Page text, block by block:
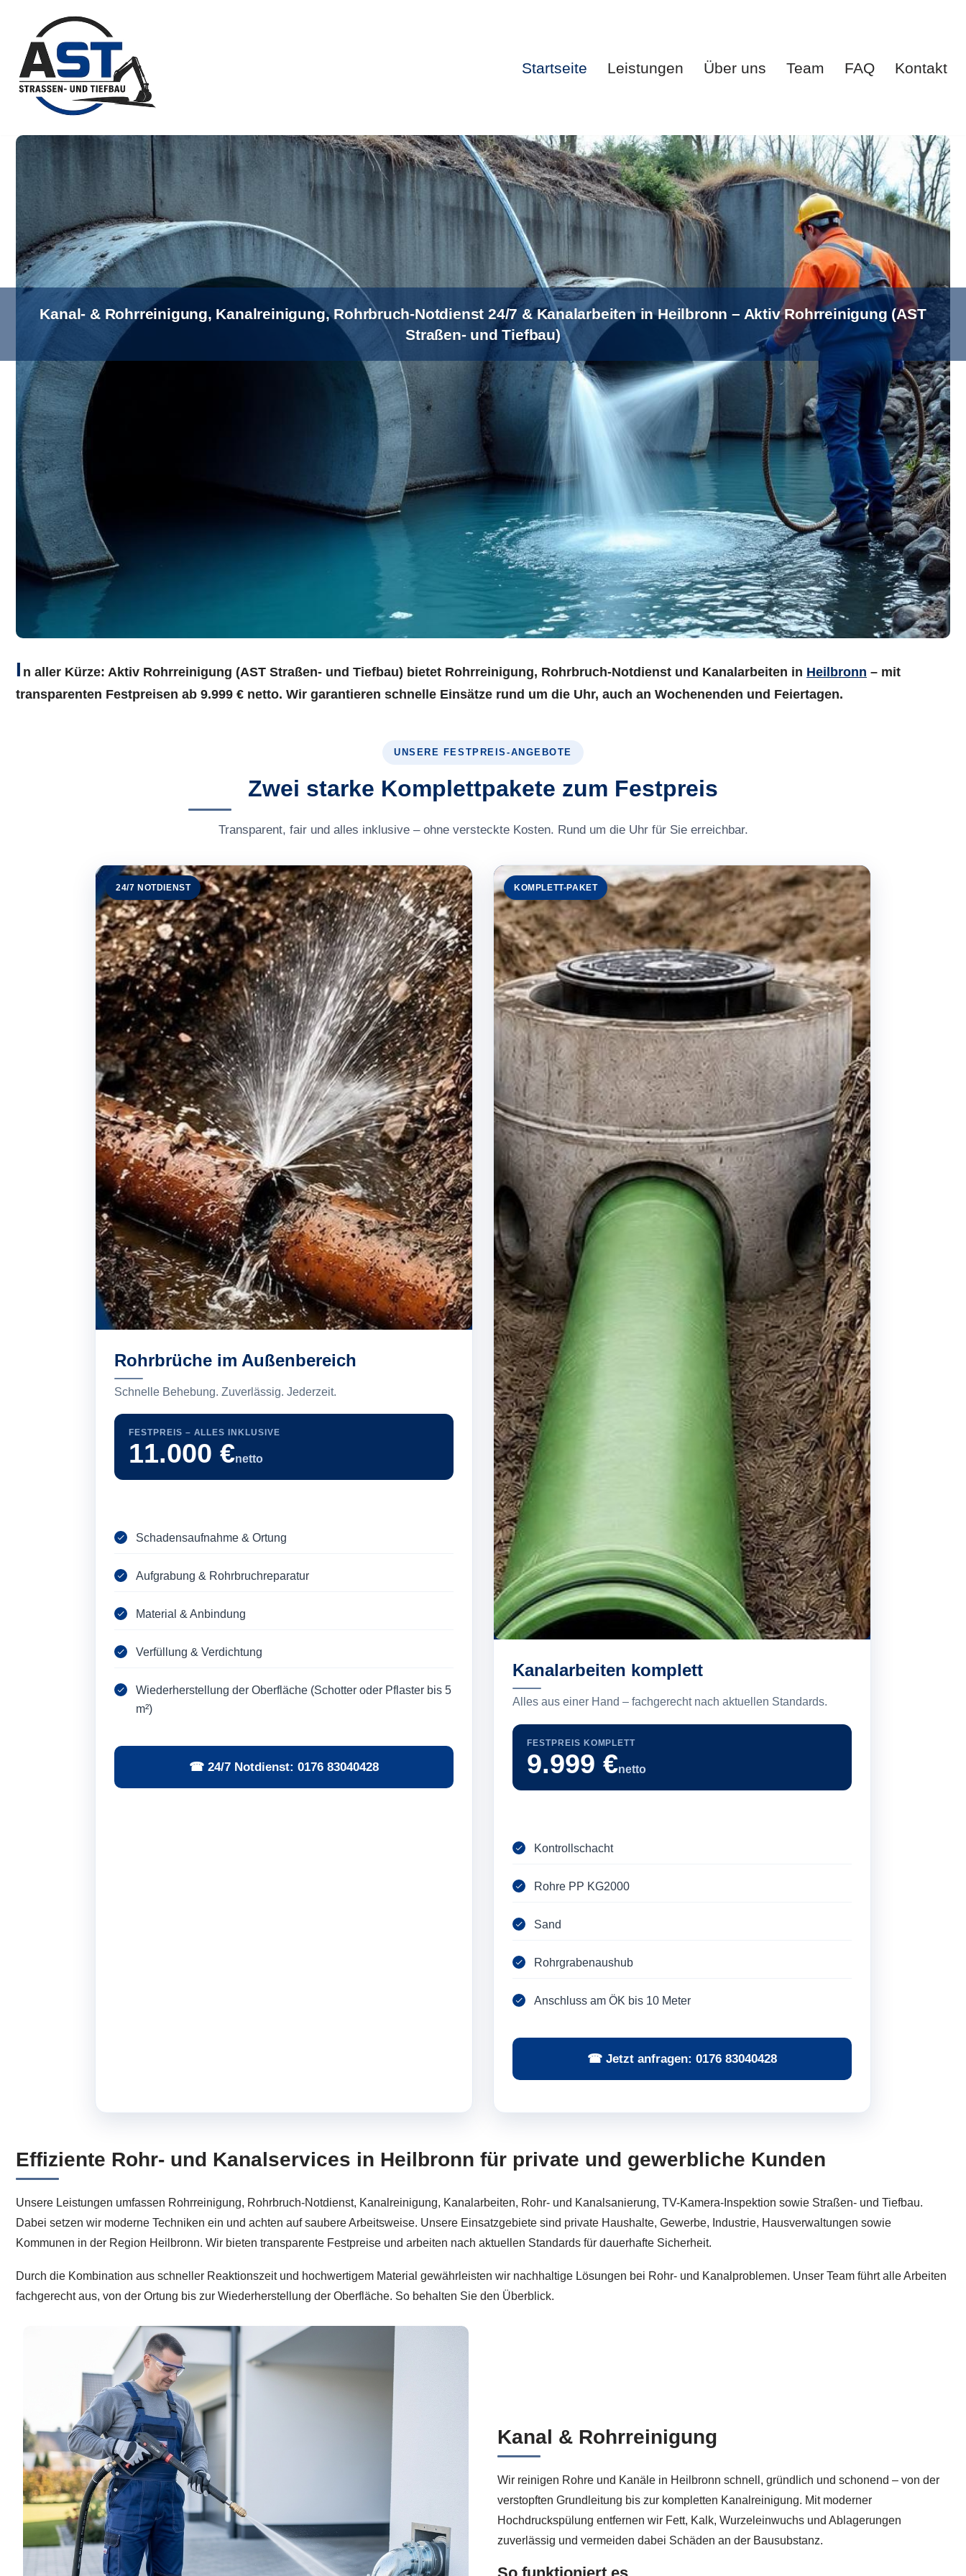
Zum
Inhalt
springen
Startseite Leistungen Über uns Team FAQ Kontakt
Startseite Leistungen Über uns Team FAQ Kontakt
Kanal- & Rohrreinigung, Kanalreinigung, Rohrbruch-Notdienst 24/7 & Kanalarbeiten in Heilbronn – Aktiv Rohrreinigung (AST
Straßen- und Tiefbau)
I n aller Kürze: Aktiv Rohrreinigung (AST Straßen- und Tiefbau) bietet Rohrreinigung, Rohrbruch-Notdienst und Kanalarbeiten in Heilbronn – mit
transparenten Festpreisen ab 9.999 € netto. Wir garantieren schnelle Einsätze rund um die Uhr, auch an Wochenenden und Feiertagen.
UNSERE FESTPREIS-ANGEBOTE
Zwei starke Komplettpakete zum Festpreis
Transparent, fair und alles inklusive – ohne versteckte Kosten. Rund um die Uhr für Sie erreichbar.
24/7 NOTDIENST
Rohrbrüche im Außenbereich
Schnelle Behebung. Zuverlässig. Jederzeit.
FESTPREIS – ALLES INKLUSIVE
11.000 €netto
Schadensaufnahme & Ortung
Aufgrabung & Rohrbruchreparatur
Material & Anbindung
Verfüllung & Verdichtung
Wiederherstellung der Oberfläche (Schotter oder Pflaster bis 5
m²)
☎ 24/7 Notdienst: 0176 83040428
KOMPLETT-PAKET
Kanalarbeiten komplett
Alles aus einer Hand – fachgerecht nach aktuellen Standards.
FESTPREIS KOMPLETT
9.999 €netto
Kontrollschacht
Rohre PP KG2000
Sand
Rohrgrabenaushub
Anschluss am ÖK bis 10 Meter
☎ Jetzt anfragen: 0176 83040428
Effiziente Rohr- und Kanalservices in Heilbronn für private und gewerbliche Kunden
Unsere Leistungen umfassen Rohrreinigung, Rohrbruch-Notdienst, Kanalreinigung, Kanalarbeiten, Rohr- und Kanalsanierung, TV-Kamera-Inspektion sowie Straßen- und Tiefbau.
Dabei setzen wir moderne Techniken ein und achten auf saubere Arbeitsweise. Unsere Einsatzgebiete sind private Haushalte, Gewerbe, Industrie, Hausverwaltungen sowie
Kommunen in der Region Heilbronn. Wir bieten transparente Festpreise und arbeiten nach aktuellen Standards für dauerhafte Sicherheit.
Durch die Kombination aus schneller Reaktionszeit und hochwertigem Material gewährleisten wir nachhaltige Lösungen bei Rohr- und Kanalproblemen. Unser Team führt alle Arbeiten
fachgerecht aus, von der Ortung bis zur Wiederherstellung der Oberfläche. So behalten Sie den Überblick.
Kanal & Rohrreinigung
Wir reinigen Rohre und Kanäle in Heilbronn schnell, gründlich und schonend – von der
verstopften Grundleitung bis zur kompletten Kanalreinigung. Mit moderner
Hochdruckspülung entfernen wir Fett, Kalk, Wurzeleinwuchs und Ablagerungen
zuverlässig und vermeiden dabei Schäden an der Bausubstanz.